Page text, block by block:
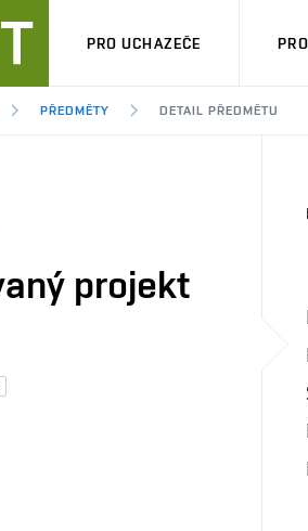
PRO UCHAZEČE
PŘEDMĚTY DETAIL PŘEDMĚTU
projekt